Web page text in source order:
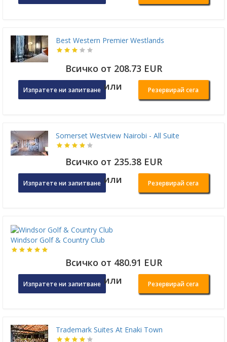
Best Western Premier Westlands
Всичко от 208.73 EUR
Изпратете ни запитване или Резервирай сега
Somerset Westview Nairobi - All Suite
Всичко от 235.38 EUR
Изпратете ни запитване или Резервирай сега
Windsor Golf & Country Club
Всичко от 480.91 EUR
Изпратете ни запитване или Резервирай сега
Trademark Suites At Enaki Town